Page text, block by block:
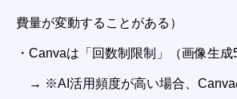
費量が変動することがある）
・Canvaは「回数制限制」（画像生成
→ ※AI活用頻度が高い場合、Canva